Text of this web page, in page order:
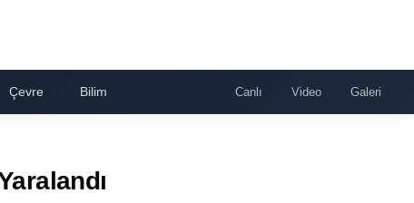
Çevre Bilim Canlı Video Galeri